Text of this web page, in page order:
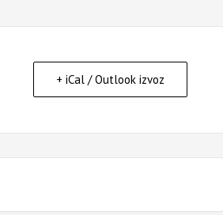
+ iCal / Outlook izvoz